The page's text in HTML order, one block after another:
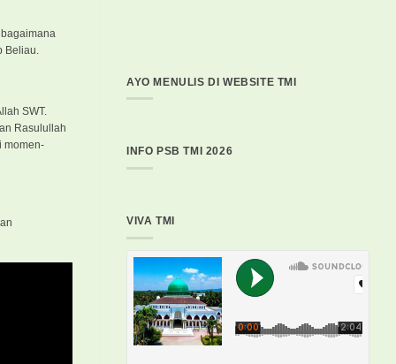
Beliau.
SWT.
Rasulullah
momen-
AYO MENULIS DI WEBSITE TMI
INFO PSB TMI 2026
VIVA TMI